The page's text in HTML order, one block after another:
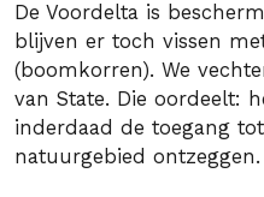
De Voordelta is
blijven er toch vissen
(boomkorren). We
van State. Die oordeelt:
inderdaad de toegang
natuurgebied ontzeggen.